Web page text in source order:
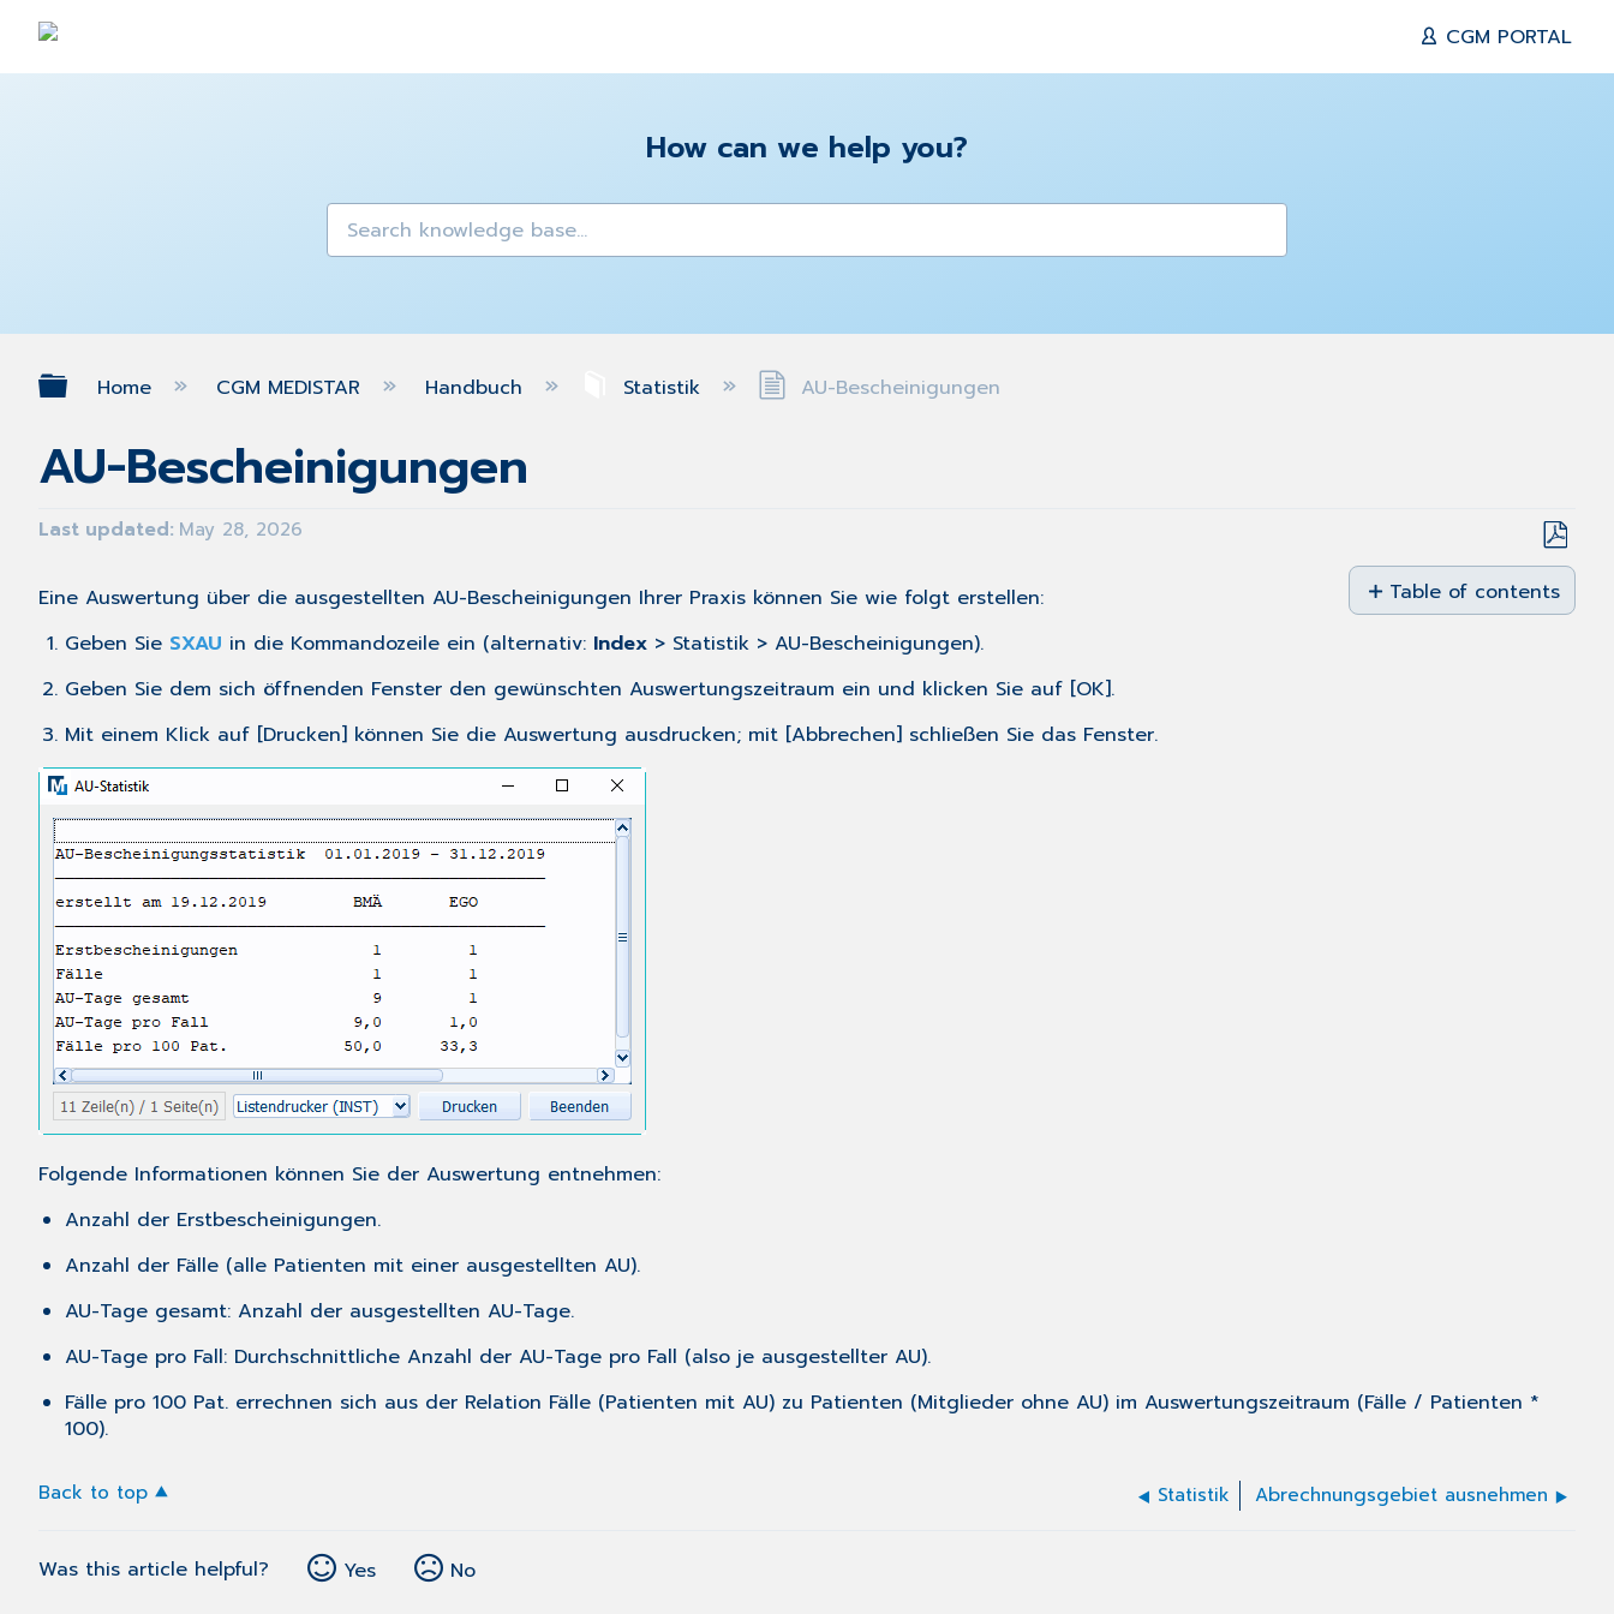
CGM PORTAL
How can we help you?
Expand/collapse global hierarchy
Home CGM MEDISTAR Handbuch Statistik AU-Bescheinigungen
AU-Bescheinigungen
Last updated May 28, 2026
Save
as
PDF
Table of contents
No
Eine Auswertung über die ausgestellten AU-Bescheinigungen Ihrer Praxis können Sie wie folgt erstellen:
Geben Sie SXAU in die Kommandozeile ein (alternativ: Index > Statistik > AU-Bescheinigungen).
Geben Sie dem sich öffnenden Fenster den gewünschten Auswertungszeitraum ein und klicken Sie auf [OK].
Mit einem Klick auf [Drucken] können Sie die Auswertung ausdrucken; mit [Abbrechen] schließen Sie das Fenster.
Folgende Informationen können Sie der Auswertung entnehmen:
Anzahl der Erstbescheinigungen.
Anzahl der Fälle (alle Patienten mit einer ausgestellten AU).
AU-Tage gesamt: Anzahl der ausgestellten AU-Tage.
AU-Tage pro Fall: Durchschnittliche Anzahl der AU-Tage pro Fall (also je ausgestellter AU).
Fälle pro 100 Pat. errechnen sich aus der Relation Fälle (Patienten mit AU) zu Patienten (Mitglieder ohne AU) im Auswertungszeitraum (Fälle / Patienten *
100).
Back to top Statistik Abrechnungsgebiet ausnehmen
Was this article helpful? Yes No